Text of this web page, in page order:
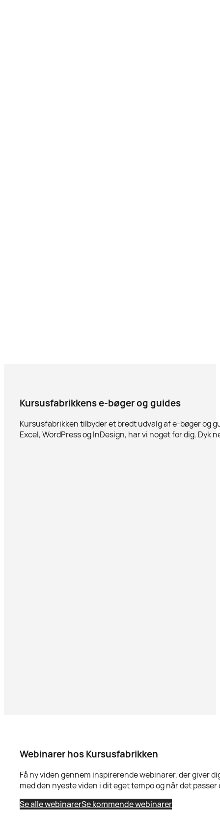
Kursusfabrikkens e-bøger og guides
Kursusfabrikken tilbyder et bredt udvalg af e-bøger og
Excel, WordPress og InDesign, har vi noget for dig.
Webinarer hos Kursusfabrikken
Få ny viden gennem inspirerende webinarer, der giver
med den nyeste viden i dit eget tempo og når det passer
Se alle webinarerSe kommende webinarer